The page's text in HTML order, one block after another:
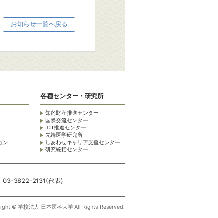
お知らせ一覧へ戻る
ン
各種センター・研究所
知的財産推進センター
国際交流センター
ICT推進センター
先端医学研究所
しあわせキャリア支援センター
研究統括センター
03-3822-2131(代表)
© 学校法人 日本医科大学 All Rights Reserved.